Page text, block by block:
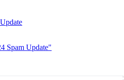
Spam Update"